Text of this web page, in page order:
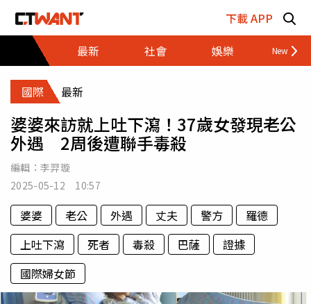
下載 APP
最新
社會 娛樂 財經
國際 最新
婆婆來訪就上吐下瀉！37歲女發現老公
外遇 2周後遭聯手毒殺
編輯： 李羿璇
2025-05-12 10:57
婆婆 老公 外遇 丈夫 警方
羅德
上吐下瀉
死者 毒殺 巴薩
證據
國際婦女節